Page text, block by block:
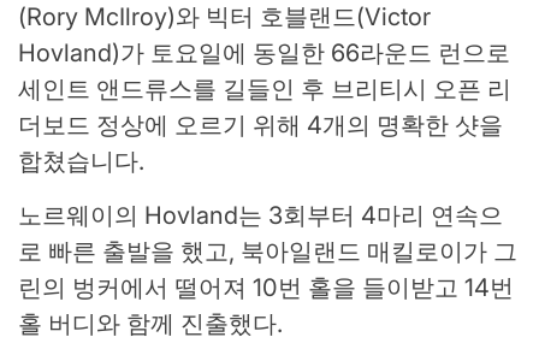
(Rory McIlroy)와 빅터 호블랜드(Victor
Hovland)가 토요일에 동일한 66라운드 런으로
세인트 앤드류스를 길들인 후 브리티시 오픈 리
더보드 정상에 오르기 위해 4개의 명확한 샷을
합쳤습니다.
노르웨이의 Hovland는 3회부터 4마리 연속으
로 빠른 출발을 했고, 북아일랜드 매킬로이가 그
린의 벙커에서 떨어져 10번 홀을 들이받고 14번
홀 버디와 함께 진출했다.